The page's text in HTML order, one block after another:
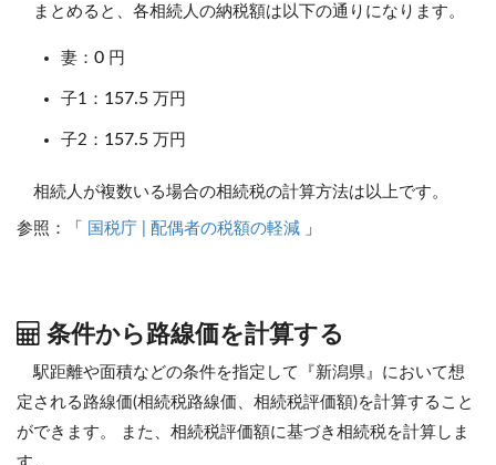
まとめると、各相続人の納税額は以下の通りになります。
妻： 0 円
子1： 157.5 万円
子2： 157.5 万円
相続人が複数いる場合の相続税の計算方法は以上です。
参照：「 国税庁 | 配偶者の税額の軽減 」
条件から路線価を計算する
駅距離や面積などの条件を指定して『新潟県』において想
定される路線価(相続税路線価、相続税評価額)を計算すること
ができます。
また、相続税評価額に基づき相続税を計算しま